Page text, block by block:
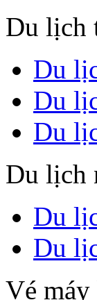
Du lịch
Du
Du
Du
Du lịch
Du
Du
Vé máy